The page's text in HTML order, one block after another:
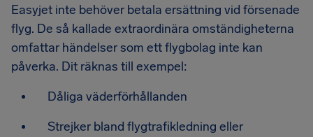
Easyjet inte behöver betala ersättning vid försenade
flyg. De så kallade extraordinära omständigheterna
omfattar händelser som ett flygbolag inte kan
påverka. Dit räknas till exempel:
Dåliga väderförhållanden
Strejker bland flygtrafikledning eller